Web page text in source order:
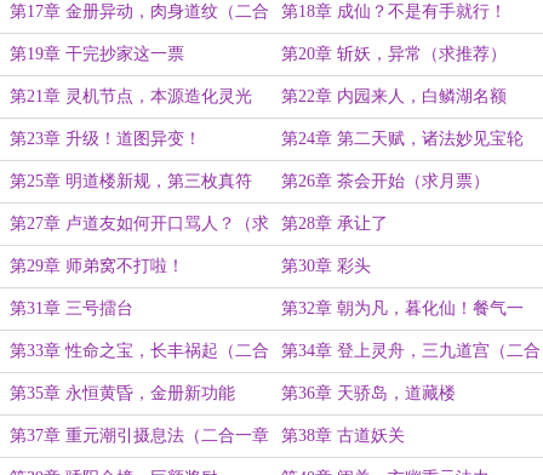
一章节，求收藏） 录！（二合一章节）
第17章 金册异动，肉身道纹（二合
一章节）
第18章 成仙？不是有手就行！
第19章 干完抄家这一票 第20章 斩妖，异常（求推荐）
第21章 灵机节点，本源造化灵光
（求追读）
第22章 内园来人，白鳞湖名额
第23章 升级！道图异变！ 第24章 第二天赋，诸法妙见宝轮
第25章 明道楼新规，第三枚真符 第26章 茶会开始（求月票）
第27章 卢道友如何开口骂人？（求
追读）
第28章 承让了
第29章 师弟窝不打啦！ 第30章 彩头
第31章 三号擂台 第32章 朝为凡，暮化仙！餐气一
层！（二合一章节）
第33章 性命之宝，长丰祸起（二合
一章节）
第34章 登上灵舟，三九道宫（二合
一章节）
第35章 永恒黄昏，金册新功能 第36章 天骄岛，道藏楼
第37章 重元潮引摄息法（二合一章 第38章 古道妖关